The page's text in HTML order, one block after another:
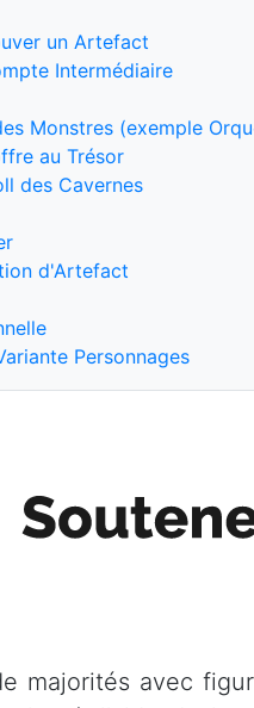
un Artefact
Intermédiaire
Monstres (exemple
au Trésor
des Cavernes
d'Artefact
Personnages
majorités avec